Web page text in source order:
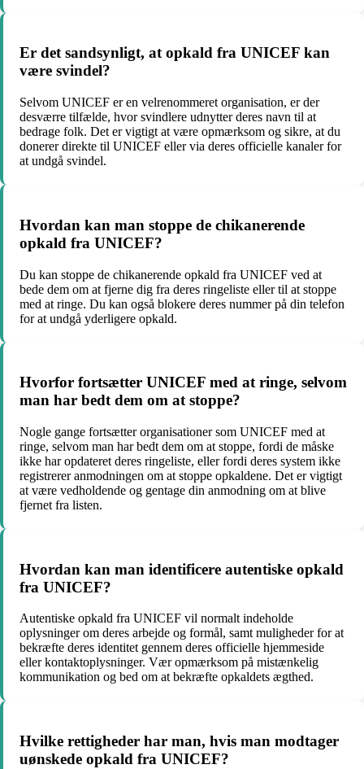
Er det sandsynligt, at opkald fra UNICEF kan
være svindel?
Selvom UNICEF er en velrenommeret organisation, er der
desværre tilfælde, hvor svindlere udnytter deres navn til at
bedrage folk. Det er vigtigt at være opmærksom og sikre, at du
donerer direkte til UNICEF eller via deres officielle kanaler for
at undgå svindel.
Hvordan kan man stoppe de chikanerende
opkald fra UNICEF?
Du kan stoppe de chikanerende opkald fra UNICEF ved at
bede dem om at fjerne dig fra deres ringeliste eller til at stoppe
med at ringe. Du kan også blokere deres nummer på din telefon
for at undgå yderligere opkald.
Hvorfor fortsætter UNICEF med at ringe, selvom
man har bedt dem om at stoppe?
Nogle gange fortsætter organisationer som UNICEF med at
ringe, selvom man har bedt dem om at stoppe, fordi de måske
ikke har opdateret deres ringeliste, eller fordi deres system ikke
registrerer anmodningen om at stoppe opkaldene. Det er vigtigt
at være vedholdende og gentage din anmodning om at blive
fjernet fra listen.
Hvordan kan man identificere autentiske opkald
fra UNICEF?
Autentiske opkald fra UNICEF vil normalt indeholde
oplysninger om deres arbejde og formål, samt muligheder for at
bekræfte deres identitet gennem deres officielle hjemmeside
eller kontaktoplysninger. Vær opmærksom på mistænkelig
kommunikation og bed om at bekræfte opkaldets ægthed.
Hvilke rettigheder har man, hvis man modtager
uønskede opkald fra UNICEF?